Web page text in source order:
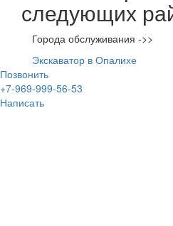
следующих
Города обслуживания ->>
Экскаватор в Опалихе
Позвонить
+7-969-999-56-53
Написать